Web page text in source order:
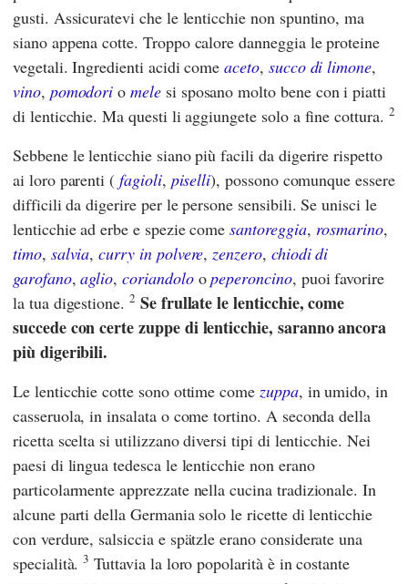
gusti. Assicuratevi che le lenticchie non spuntino, ma
siano appena cotte. Troppo calore danneggia le proteine
vegetali. Ingredienti acidi comeaceto, succo di limone,
vino, pomodori omelesi sposano molto bene con i piatti
di lenticchie. Ma questi li aggiungete solo a fine cottura. 2
Sebbene le lenticchie siano più facili da digerire rispetto
ai loro parenti (fagioli, piselli), possono comunque essere
difficili da digerire per le persone sensibili. Se unisci le
lenticchie ad erbe e spezie comesantoreggia, rosmarino,
timo, salvia,curry in polvere,zenzero, chiodi di
garofano,aglio,coriandoloopeperoncino, puoi favorire
la tua digestione. 2 Se frullate le lenticchie, come
succede con certe zuppe di lenticchie, saranno ancora
più digeribili.
Le lenticchie cotte sono ottime comezuppa, in umido, in
casseruola, in insalata o come tortino. A seconda della
ricetta scelta si utilizzano diversi tipi di lenticchie. Nei
paesi di lingua tedesca le lenticchie non erano
particolarmente apprezzate nella cucina tradizionale. In
alcune parti della Germania solo le ricette di lenticchie
con verdure, salsiccia e spätzle erano considerate una
specialità.3 Tuttavia la loro popolarità è in costante